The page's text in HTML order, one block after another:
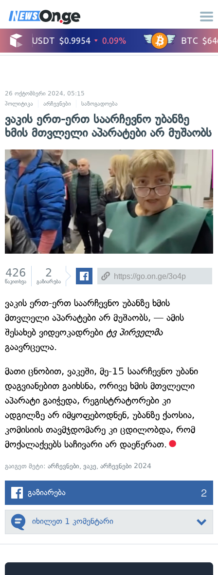
26 ოქტომბერი 2024, 05:15
პოლიტიკა
არჩევნები საზოგადოება
ვაკის ერთ-ერთ საარჩევნო უბანზე
ხმის მთვლელი აპარატები არ მუშაობს
426
წაკითხვა
2
გაზიარება
ვაკის ერთ-ერთ საარჩევნო უბანზე ხმის
მთვლელი აპარატები არ მუშაობს, — ამის
შესახებ ვიდეოკადრები ტვ პირველმა
გაავრცელა.
მათი ცნობით, ვაკეში, მე-15 საარჩევნო უბანი
დაგვიანებით გაიხსნა, ორივე ხმის მთვლელი
აპარატი გაიჭედა, რეგისტრატორები კი
ადგილზე არ იმყოფებოდნენ, უბანზე ქაოსია,
კომისიის თავმჯდომარე კი ცდილობდა, რომ
მოქალაქეებს საჩივარი არ დაეწერათ.
გაიგეთ მეტი: არჩევნები, ვაკე, არჩევნები 2024
გაზიარება 2
იხილეთ 1 კომენტარი